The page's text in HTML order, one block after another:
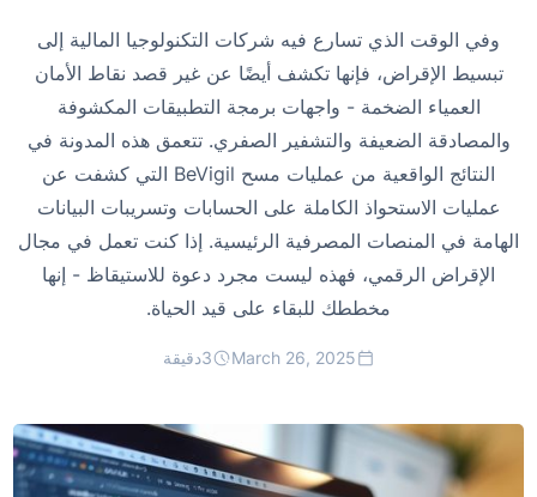
وفي الوقت الذي تسارع فيه شركات التكنولوجيا المالية إلى
تبسيط الإقراض، فإنها تكشف أيضًا عن غير قصد نقاط الأمان
العمياء الضخمة - واجهات برمجة التطبيقات المكشوفة
والمصادقة الضعيفة والتشفير الصفري. تتعمق هذه المدونة في
النتائج الواقعية من عمليات مسح BeVigil التي كشفت عن
عمليات الاستحواذ الكاملة على الحسابات وتسريبات البيانات
الهامة في المنصات المصرفية الرئيسية. إذا كنت تعمل في مجال
الإقراض الرقمي، فهذه ليست مجرد دعوة للاستيقاظ - إنها
مخططك للبقاء على قيد الحياة.
March 26, 2025
3دقيقة